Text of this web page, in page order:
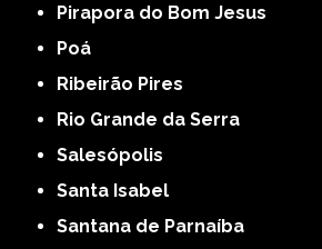
Pirapora do Bom Jesus
Poá
Ribeirão Pires
Rio Grande da Serra
Salesópolis
Santa Isabel
Santana de Parnaíba